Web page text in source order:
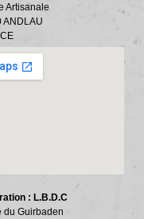
Artisanale
ANDLAU
: L.B.D.C
du Guirbaden